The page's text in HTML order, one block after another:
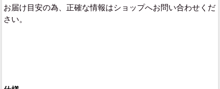
お届け目安の為、正確な情報はショップへお問い合わせくだ
さい。